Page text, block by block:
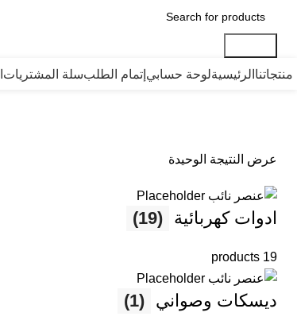
منتجاتنا الرئيسيةلوحة حسابي إتمام الطلبسلة المشتريات
عرض النتيجة الوحيدة
ادوات كهربائية (19)
19 products
ديسكات وصواني (1)